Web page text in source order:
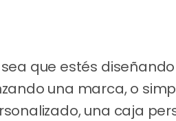
que estés
una marca, o
una caja